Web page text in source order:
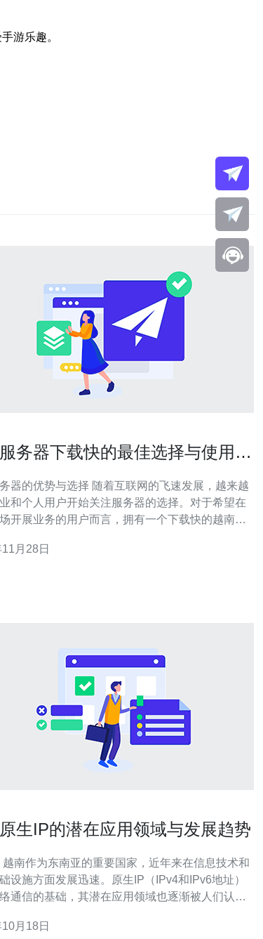
游乐趣。
务器下载快的最佳选择与使用技
器的优势与选择 随着互联网的飞速发展，越来越
和个人用户开始关注服务器的选择。对于希望在
开展业务的用户而言，拥有一个下载快的越南服
服务器，成为了每个用户必须面对的挑战。本文
月28日
生IP的潜在应用领域与发展趋势
设施方面发展迅速。原生IP（IPv4和IPv6地址）
通信的基础，其潜在应用领域也逐渐被人们认
作指南。 2. 越南原生IP的定义与现状 原
月18日